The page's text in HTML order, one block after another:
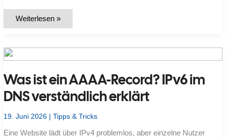
Welcher
welche
passen:
Sockelkompatibilität
und
im
Vergleich
Weiterlesen »
Was ist ein AAAA-Record? IPv6 im
DNS verständlich erklärt
19. Juni 2026 |Tipps & Tricks
Eine Website lädt über IPv4 problemlos, aber einzelne Nutzer